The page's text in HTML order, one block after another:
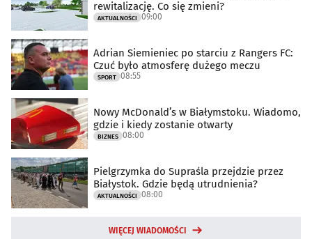
rewitalizację. Co się zmieni?
AKTUALNOŚCI 09:00
Adrian Siemieniec po starciu z Rangers FC:
Czuć było atmosferę dużego meczu
SPORT 08:55
Nowy McDonald’s w Białymstoku. Wiadomo,
gdzie i kiedy zostanie otwarty
BIZNES 08:00
Pielgrzymka do Supraśla przejdzie przez
Białystok. Gdzie będą utrudnienia?
AKTUALNOŚCI 08:00
WIĘCEJ WIADOMOŚCI